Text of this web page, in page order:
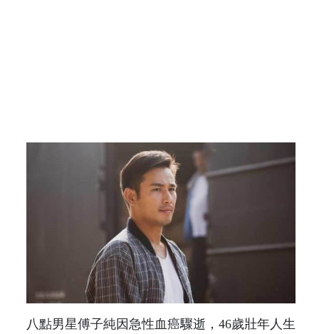
八點男星傅子純因急性血癌驟逝，46歲壯年人生